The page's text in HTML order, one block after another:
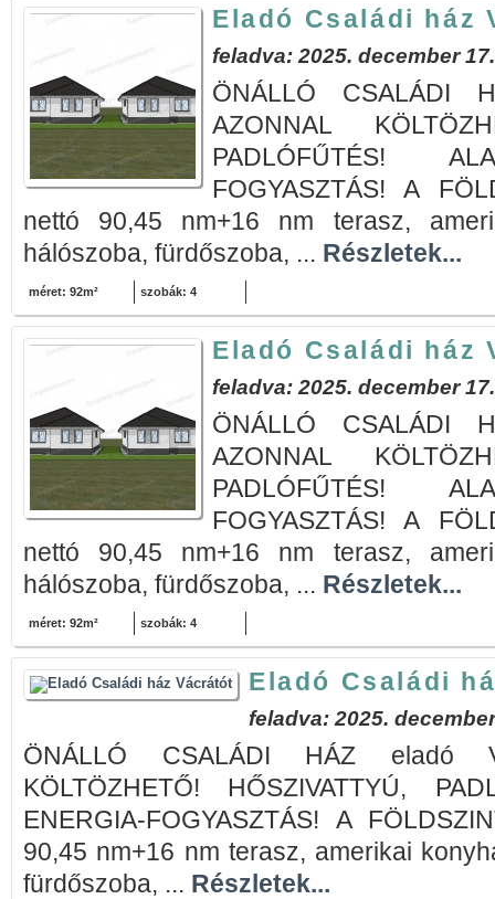
Eladó Családi ház
feladva: 2025. december 17.
ÖNÁLLÓ CSALÁDI
AZONNAL
PADLÓFŰTÉS!
FOGYASZTÁS! A
nettó 90,45 nm+16 nm terasz,
hálószoba, fürdőszoba, ... Részletek...
méret: 92m² szobák: 4
Eladó Családi ház
feladva: 2025. december 17.
ÖNÁLLÓ CSALÁDI
AZONNAL
PADLÓFŰTÉS!
FOGYASZTÁS! A
nettó 90,45 nm+16 nm terasz,
hálószoba, fürdőszoba, ... Részletek...
méret: 92m² szobák: 4
Eladó Családi
feladva: 2025.
ÖNÁLLÓ CSALÁDI HÁZ eladó
KÖLTÖZHETŐ! HŐSZIVATTYÚ,
ENERGIA-FOGYASZTÁS! A
90,45 nm+16 nm terasz, amerikai
fürdőszoba, ... Részletek...